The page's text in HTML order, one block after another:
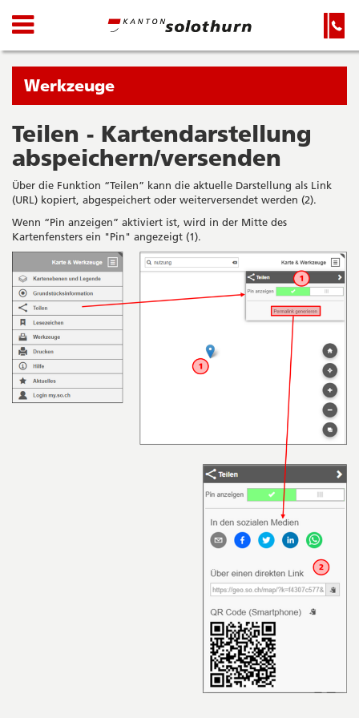
Kanton
Solothurn
Wichtige
Seiten
Startseite
Hauptnavigation
Inhalt
Suche
Navigation
und
Suche
Navigation
Sie
befinden
sich
gerade
Werkzeuge
Teilen - Kartendarstellung
abspeichern/versenden
Über die Funktion “Teilen” kann die aktuelle Darstellung als Link
(URL) kopiert, abgespeichert oder weiterversendet werden (2).
Wenn “Pin anzeigen” aktiviert ist, wird in der Mitte des
Kartenfensters ein "Pin" angezeigt (1).